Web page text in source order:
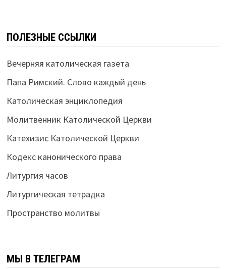
ПОЛЕЗНЫЕ ССЫЛКИ
Вечерняя католическая газета
Папа Римский. Слово каждый день
Католическая энциклопедия
Молитвенник Католической Церкви
Катехизис Католической Церкви
Кодекс канонического права
Литургия часов
Литургическая тетрадка
Пространство молитвы
МЫ В ТЕЛЕГРАМ